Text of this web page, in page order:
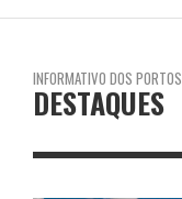
INFORMATIVO DOS PORTOS
DESTAQUES